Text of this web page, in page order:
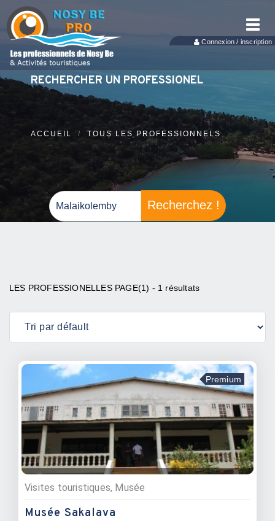
Connexion / inscription
RECHERCHER UN PROFESSIONEL
ACCUEIL TOUS LES PROFESSIONNELS
Recherchez !
LES PROFESSIONELLES PAGE(1) - 1 résultats
Premium
Visites touristiques, Musée
Musée Sakalava